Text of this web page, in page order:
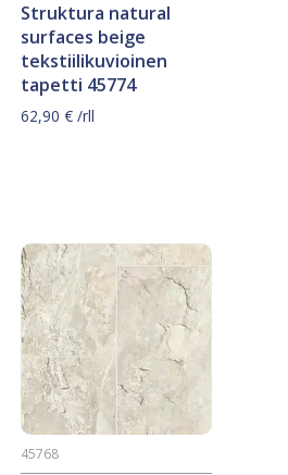
Struktura natural
surfaces beige
tekstiilikuvioinen
tapetti 45774
62,90€ /rll
45768